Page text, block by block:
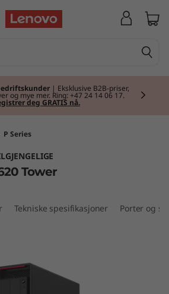
| Handle tidlig og gjør deg
med nytt utstyr.Kjøp nå .
P Series
Tower
Tekniske spesifikasjoner Porter og